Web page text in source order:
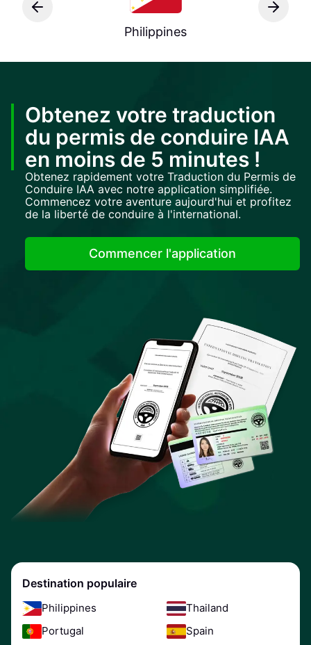
Philippines
Obtenez votre traduction
du permis de conduire IAA
en moins de 5 minutes !
Obtenez rapidement votre Traduction du Permis de
Conduire IAA avec notre application simplifiée.
Commencez votre aventure aujourd'hui et profitez
de la liberté de conduire à l'international.
Commencer l'application
Destination populaire
Philippines
Thailand
Portugal
Spain